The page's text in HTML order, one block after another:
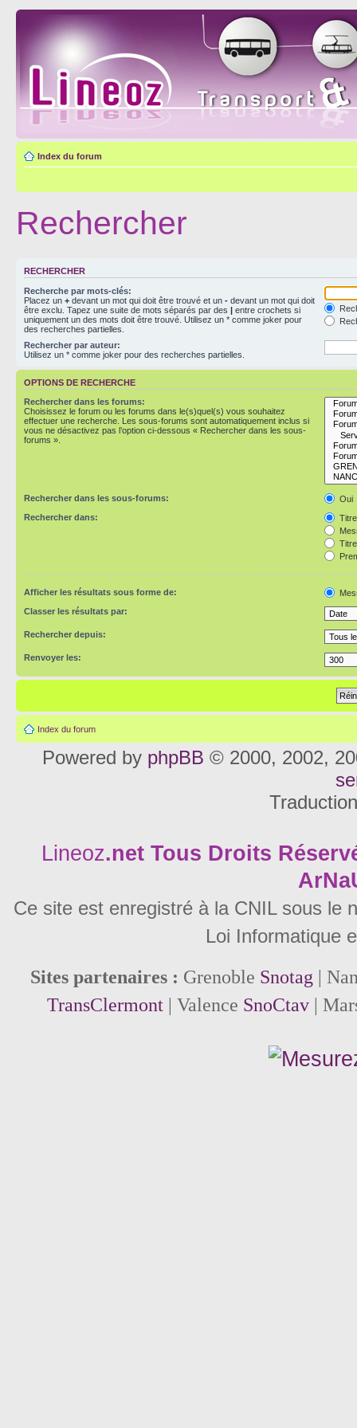
Index du forum
Rechercher
RECHERCHER
Recherche par mots-clés:
Placez un + devant un mot qui doit être trouvé et un - devant un mot qui doit
être exclu. Tapez une suite de mots séparés par des | entre crochets si
uniquement un des mots doit être trouvé. Utilisez un * comme joker pour
des recherches partielles.
Rechercher par auteur:
Utilisez un * comme joker pour des recherches partielles.
OPTIONS DE RECHERCHE
Rechercher dans les forums:
Choisissez le forum ou les forums dans le(s)quel(s) vous souhaitez
effectuer une recherche. Les sous-forums sont automatiquement inclus si
vous ne désactivez pas l’option ci-dessous « Rechercher dans les sous-
forums ».
Rechercher dans les sous-forums:
Oui
Rechercher dans:
Afficher les résultats sous forme de:
Classer les résultats par:
Rechercher depuis:
Renvoyer les:
Index du forum
Powered by phpBB © 2000, 2002,
Lineoz.net Tous Droits
Ce site est enregistré à la CNIL sous le
Loi Informatique
Sites partenaires : Grenoble Snotag |
TransClermont| Valence SnoCtav|